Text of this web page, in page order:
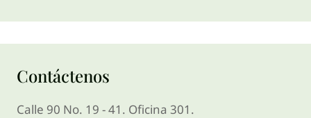
Contáctenos
Calle 90 No. 19 - 41. Oficina 301.